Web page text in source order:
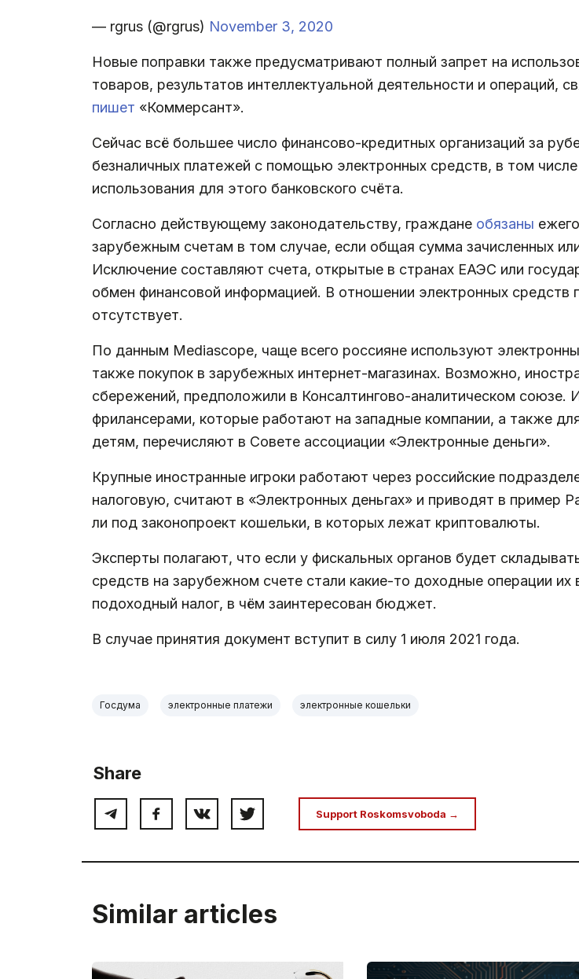
— rgrus (@rgrus) November 3, 2020
Новые поправки также предусматривают полный запрет на
товаров, результатов интеллектуальной деятельности и операций,
пишет «Коммерсант».
Сейчас всё большее число финансово-кредитных организаций за
безналичных платежей с помощью электронных средств, в том
использования для этого банковского счёта.
Согласно действующему законодательству, граждане обязаны
зарубежным счетам в том случае, если общая сумма зачисленных
Исключение составляют счета, открытые в странах ЕАЭС или
обмен финансовой информацией. В отношении электронных средств
отсутствует.
По данным Mediascope, чаще всего россияне используют
также покупок в зарубежных интернет-магазинах. Возможно,
сбережений, предположили в Консалтингово-аналитическом союзе.
фрилансерами, которые работают на западные компании, а также
детям, перечисляют в Совете ассоциации «Электронные деньги».
Крупные иностранные игроки работают через российские
налоговую, считают в «Электронных деньгах» и приводят в пример
ли под законопроект кошельки, в которых лежат криптовалюты.
Эксперты полагают, что если у фискальных органов будет
средств на зарубежном счете стали какие-то доходные операции
подоходный налог, в чём заинтересован бюджет.
В случае принятия документ вступит в силу 1 июля 2021 года.
Госдума электронные платежи электронные кошельки
Share
Support Roskomsvoboda →
Similar articles